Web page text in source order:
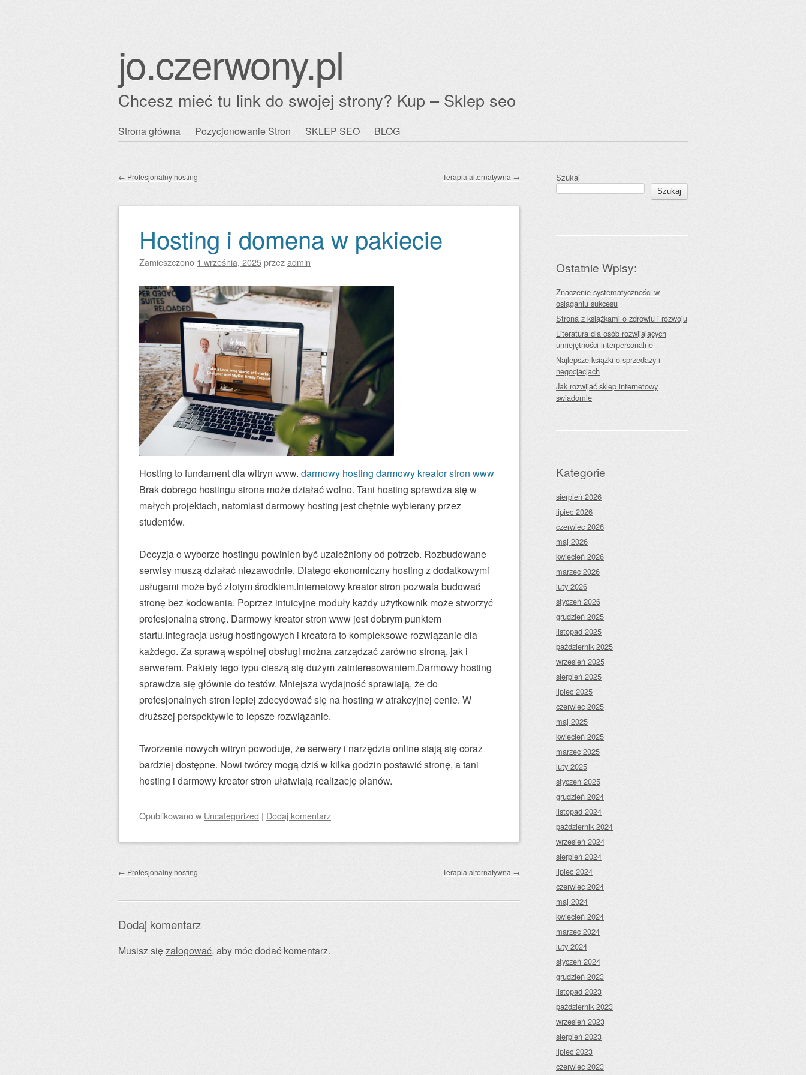
jo.czerwony.pl
Chcesz mieć tu link do swojej strony? Kup – Sklep seo
Przejdź
Strona główna Pozycjonowanie Stron SKLEP SEO BLOG
Zobacz wpisy
← Profesjonalny hosting Terapia alternatywna →
Hosting i domena w pakiecie
Zamieszczono 1 września, 2025przezadmin
Hosting to fundament dla witryn www. darmowy hosting darmowy kreator stron www
Brak dobrego hostingu strona może działać wolno. Tani hosting sprawdza się w
małych projektach, natomiast darmowy hosting jest chętnie wybierany przez
studentów.
Decyzja o wyborze hostingu powinien być uzależniony od potrzeb. Rozbudowane
serwisy muszą działać niezawodnie. Dlatego ekonomiczny hosting z dodatkowymi
usługami może być złotym środkiem.Internetowy kreator stron pozwala budować
stronę bez kodowania. Poprzez intuicyjne moduły każdy użytkownik może stworzyć
profesjonalną stronę. Darmowy kreator stron www jest dobrym punktem
startu.Integracja usług hostingowych i kreatora to kompleksowe rozwiązanie dla
każdego. Za sprawą wspólnej obsługi można zarządzać zarówno stroną, jak i
serwerem. Pakiety tego typu cieszą się dużym zainteresowaniem.Darmowy hosting
sprawdza się głównie do testów. Mniejsza wydajność sprawiają, że do
profesjonalnych stron lepiej zdecydować się na hosting w atrakcyjnej cenie. W
dłuższej perspektywie to lepsze rozwiązanie.
Tworzenie nowych witryn powoduje, że serwery i narzędzia online stają się coraz
bardziej dostępne. Nowi twórcy mogą dziś w kilka godzin postawić stronę, a tani
hosting i darmowy kreator stron ułatwiają realizację planów.
Opublikowanow Uncategorized | Dodaj komentarz
Zobacz wpisy
← Profesjonalny hosting Terapia alternatywna →
Dodaj komentarz
Musisz sięzalogować, aby móc dodać komentarz.
Szukaj
Szukaj
Ostatnie Wpisy:
Znaczenie systematyczności w
osiąganiu sukcesu
Strona z książkami o zdrowiu i rozwoju
Literatura dla osób rozwijających
umiejętności interpersonalne
Najlepsze książki o sprzedaży i
negocjacjach
Jak rozwijać sklep internetowy
świadomie
Kategorie
sierpień 2026
lipiec 2026
czerwiec 2026
maj 2026
kwiecień 2026
marzec 2026
luty 2026
styczeń 2026
grudzień 2025
listopad 2025
październik 2025
wrzesień 2025
sierpień 2025
lipiec 2025
czerwiec 2025
maj 2025
kwiecień 2025
marzec 2025
luty 2025
styczeń 2025
grudzień 2024
listopad 2024
październik 2024
wrzesień 2024
sierpień 2024
lipiec 2024
czerwiec 2024
maj 2024
kwiecień 2024
marzec 2024
luty 2024
styczeń 2024
grudzień 2023
listopad 2023
październik 2023
wrzesień 2023
sierpień 2023
lipiec 2023
czerwiec 2023